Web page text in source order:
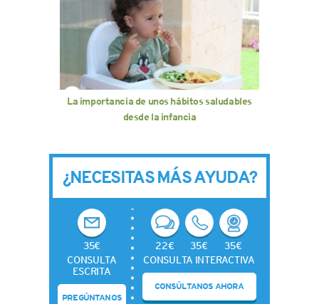
La importancia de unos hábitos saludables
desde la infancia
¿NECESITAS MÁS AYUDA?
35€
CONSULTA
ESCRITA
PREGÚNTANOS
22€ 35€
35€
CONSULTA INTERACTIVA
CONSÚLTANOS AHORA